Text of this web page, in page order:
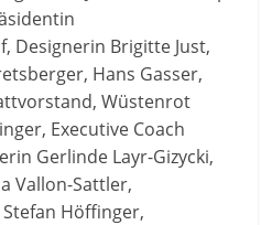
Designerin Brigitte Just,
Hans Gasser,
Wüstenrot
Executive Coach
Gerlinde Layr-Gizycki,
Vallon-Sattler,
Höffinger,